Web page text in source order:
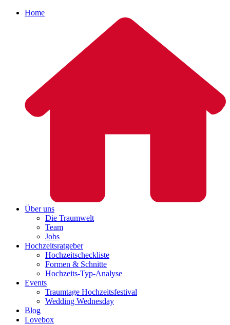
Home
Über uns
Die Traumwelt
Team
Jobs
Hochzeitsratgeber
Hochzeitscheckliste
Formen & Schnitte
Hochzeits-Typ-Analyse
Events
Traumtage Hochzeitsfestival
Wedding Wednesday
Blog
Lovebox